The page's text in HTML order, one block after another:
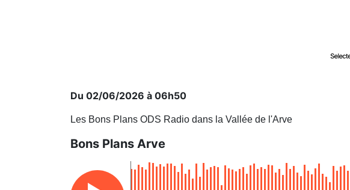
Du 02/06/2026 à 06h50
Les Bons Plans ODS Radio dans la Vallée de l'Arve
Bons Plans Arve